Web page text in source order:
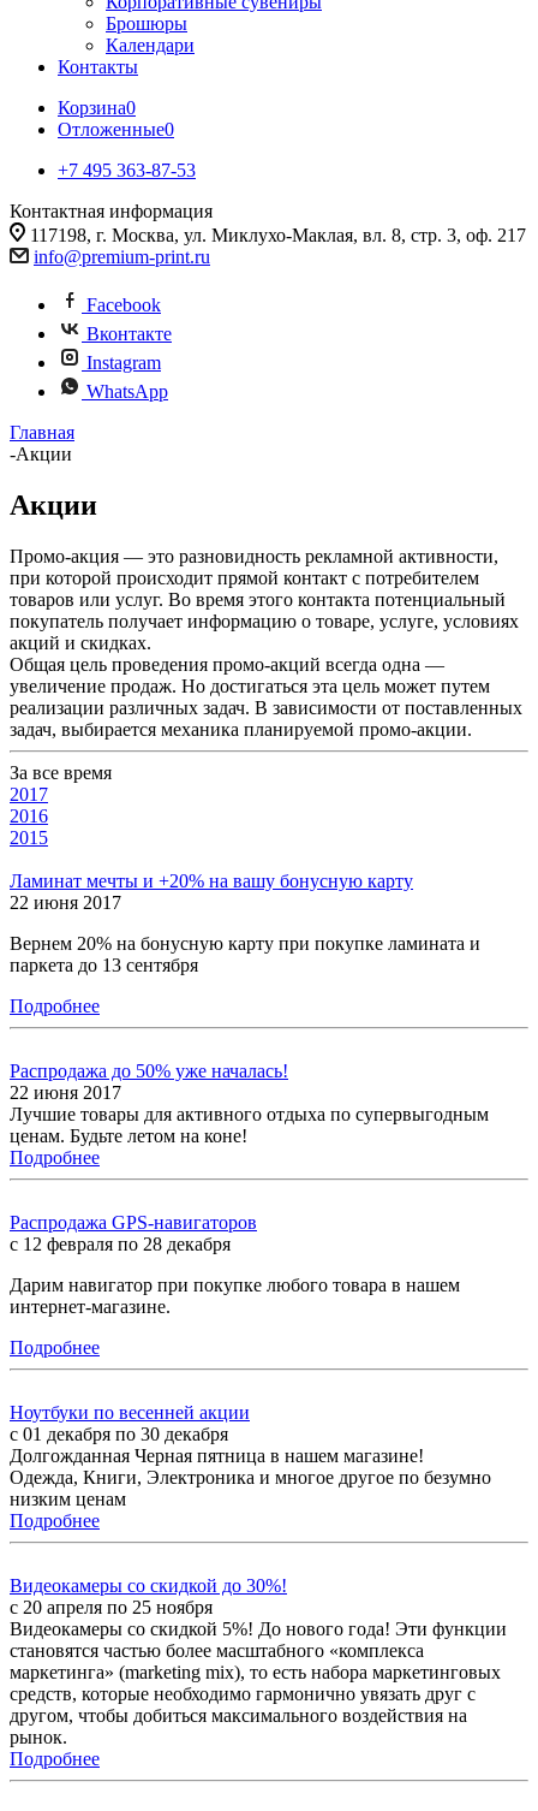
Брошюры
Календари
Контакты
Корзина0
Отложенные0
+7 495 363-87-53
Контактная информация
117198, г. Москва, ул. Миклухо-Маклая, вл. 8, стр. 3, оф. 217
info@premium-print.ru
Facebook
Вконтакте
Instagram
WhatsApp
Главная
-Акции
Акции
Промо-акция — это разновидность рекламной активности,
при которой происходит прямой контакт с потребителем
товаров или услуг. Во время этого контакта потенциальный
покупатель получает информацию о товаре, услуге, условиях
акций и скидках.
Общая цель проведения промо-акций всегда одна —
увеличение продаж. Но достигаться эта цель может путем
реализации различных задач. В зависимости от поставленных
задач, выбирается механика планируемой промо-акции.
За все время
2017
2016
2015
Ламинат мечты и +20% на вашу бонусную карту
22 июня 2017
Вернем 20% на бонусную карту при покупке ламината и
паркета до 13 сентября
Подробнее
Распродажа до 50% уже началась!
22 июня 2017
Лучшие товары для активного отдыха по супервыгодным
ценам. Будьте летом на коне!
Подробнее
Распродажа GPS-навигаторов
с 12 февраля по 28 декабря
Дарим навигатор при покупке любого товара в нашем
интернет-магазине.
Подробнее
Ноутбуки по весенней акции
с 01 декабря по 30 декабря
Долгожданная Черная пятница в нашем магазине!
Одежда, Книги, Электроника и многое другое по безумно
низким ценам
Подробнее
Видеокамеры со скидкой до 30%!
с 20 апреля по 25 ноября
Видеокамеры со скидкой 5%! До нового года! Эти функции
становятся частью более масштабного «комплекса
маркетинга» (marketing mix), то есть набора маркетинговых
средств, которые необходимо гармонично увязать друг с
другом, чтобы добиться максимального воздействия на
рынок.
Подробнее